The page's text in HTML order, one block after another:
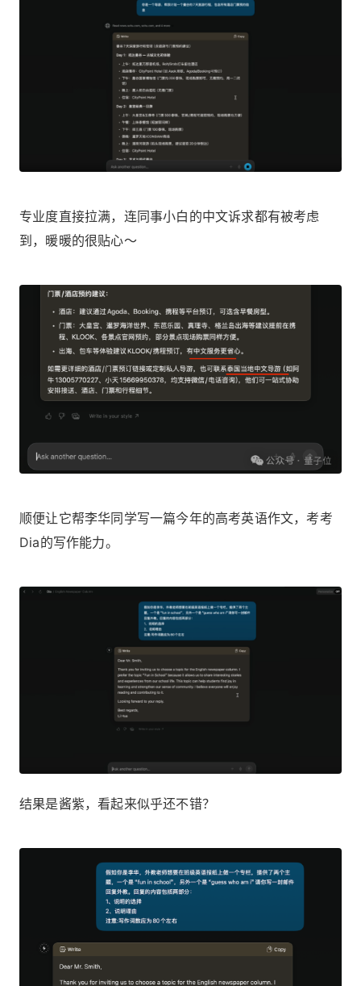
专业度直接拉满，连同事小白的中文诉求都有被考虑
到，暖暖的很贴心～
顺便让它帮李华同学写一篇今年的高考英语作文，考考
Dia的写作能力。
结果是酱紫，看起来似乎还不错？